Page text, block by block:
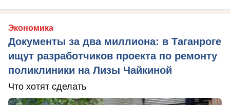
Экономика
Документы за два миллиона: в Таганроге
ищут разработчиков проекта по ремонту
поликлиники на Лизы Чайкиной
Что хотят сделать